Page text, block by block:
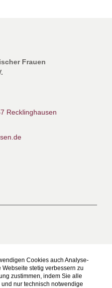
Cookies auch Analyse-
stetig verbessern zu
zustimmen, indem Sie alle
nur technisch notwendige
Frauen
Recklinghausen
Seite